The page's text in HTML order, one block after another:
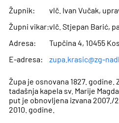
Župnik:
vlč. Ivan Vučak,
Župni vikar:vlč. Stjepan Barić,
Adresa:
Tupčina 4, 10455
E-adresa:
zupa.krasic@zg-
Župa je osnovana 1827.
tadašnja kapela sv. Marije
put je obnovljena izvana 2007./
2010. godine.